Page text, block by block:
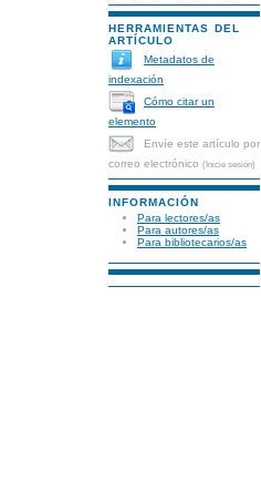
HERRAMIENTAS DEL
ARTÍCULO
Metadatos de
indexación
Cómo citar un
elemento
Envíe este artículo por
correo electrónico (Inicie sesión)
INFORMACIÓN
Para lectores/as
Para autores/as
Para bibliotecarios/as